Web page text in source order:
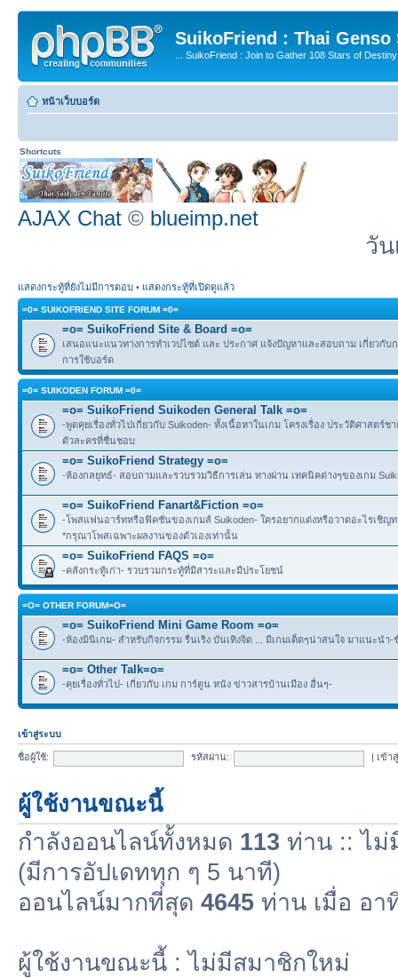
SuikoFriend : Thai Genso
... SuikoFriend : Join to Gather 108 Stars of
หน้าเว็บบอร์ด
Shortcuts
AJAX Chat © blueimp.net
วั
แสดงกระทู้ที่ยังไม่มีการตอบ • แสดงกระทู้ที่เปิดดูแล้ว
=0= SUIKOFRIEND SITE FORUM =0=
=o= SuikoFriend Site & Board =o=
เสนอแนะแนวทางการทำเวปไซต์ และ ประกาศ แจ้งปัญหาและสอบถาม เกี่ยวกับ
การใช้บอร์ด
=0= SUIKODEN FORUM =0=
=o= SuikoFriend Suikoden General Talk =o=
-พูดคุยเรื่องทั่วไปเกี่ยวกับ Suikoden- ทั้งเนื้อหาในเกม โครงเรื่อง ประวัติศาสตร์ช
ตัวละครที่ชื่นชอบ
=o= SuikoFriend Strategy =o=
-ห้องกลยุทธ์- สอบถามและรวบรวมวิธีการเล่น ทางผ่าน เทคนิคต่างๆของเกม
=o= SuikoFriend Fanart&Fiction =o=
-โพสแฟนอาร์ทหรือฟิคชั่นของเกมส์ Suikoden- ใครอยากแต่งหรือวาดอะไรเชิญท
*กรุณาโพสเฉพาะผลงานของตัวเองเท่านั้น
=o= SuikoFriend FAQS =o=
-คลังกระทู้เก่า- รวบรวมกระทู้ที่มีสาระและมีประโยชน์
=O= OTHER FORUM=O=
=o= SuikoFriend Mini Game Room =o=
-ห้องมินิเกม- สำหรับกิจกรรม รื่นเริง บันเทิงจิต ... มีเกมเด็ดๆน่าสนใจ มาแนะนำ
=o= Other Talk=o=
-คุยเรื่องทั่วไป- เกี่ยวกับ เกม การ์ตูน หนัง ข่าวสารบ้านเมือง อื่นๆ-
เข้าสู่ระบบ
ชื่อผู้ใช้: รหัสผ่าน: เข้า
ผู้ใช้งานขณะนี้
กำลังออนไลน์ทั้งหมด 113 ท่าน :: ไม่
(มีการอัปเดททุก ๆ 5 นาที)
ออนไลน์มากที่สุด 4645 ท่าน เมื่อ อา
ผู้ใช้งานขณะนี้ : ไม่มีสมาชิกใหม่